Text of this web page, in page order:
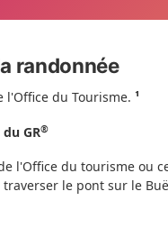
randonnée
du Tourisme. ¹
GR®
l'Office du tourisme ou
le pont sur le